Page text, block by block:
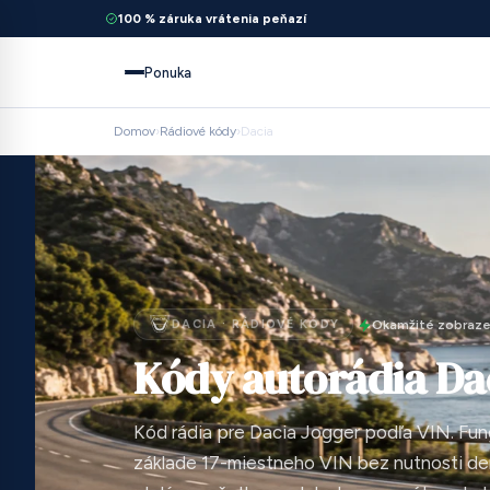
100 % záruka vrátenia peňazí
Ponuka
Domov›Rádiové kódy›Dacia
DACIA · RÁDIOVÉ KÓDY Okamžité
Kódy autorádia
Kód rádia pre Dacia Jogger podľa VIN.
základe 17-miestneho VIN bez nutnosti